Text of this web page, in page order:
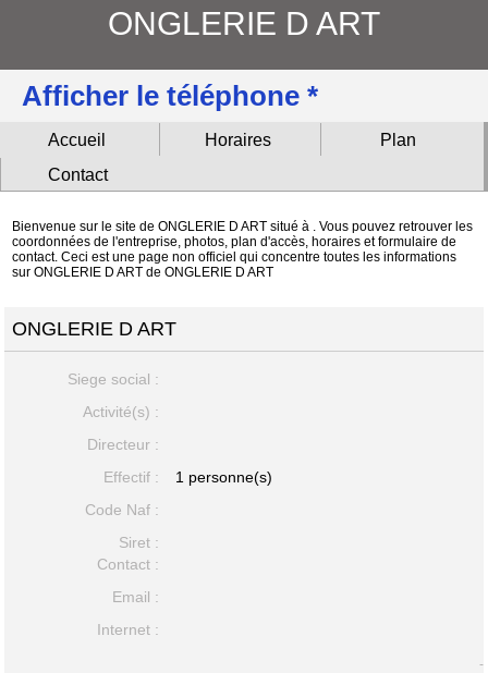
ONGLERIE D ART
Afficher le téléphone *
Accueil Horaires
Plan
Contact
Bienvenue sur le site de ONGLERIE D ART situé à . Vous pouvez retrouver les
coordonnées de l'entreprise, photos, plan d'accès, horaires et formulaire de
contact. Ceci est une page non officiel qui concentre toutes les informations
sur ONGLERIE D ART de ONGLERIE D ART
ONGLERIE D ART
Siege social :
Activité(s) :
Directeur :
Effectif :
1 personne(s)
Code Naf :
Siret :
Contact :
Email :
Internet :
-